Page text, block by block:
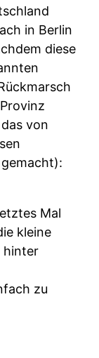
in Berlin
diese
von
Mal
kleine
hinter
zu